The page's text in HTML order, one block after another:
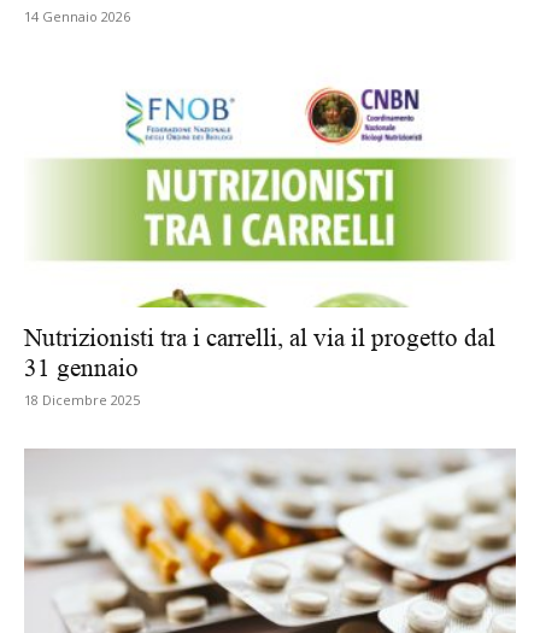
14 Gennaio 2026
Nutrizionisti tra i carrelli, al via il progetto dal
31 gennaio
18 Dicembre 2025